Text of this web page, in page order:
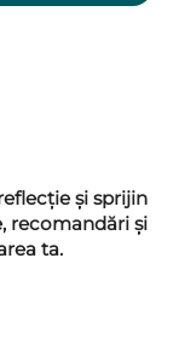
și sprijin
recomandări și
ta.